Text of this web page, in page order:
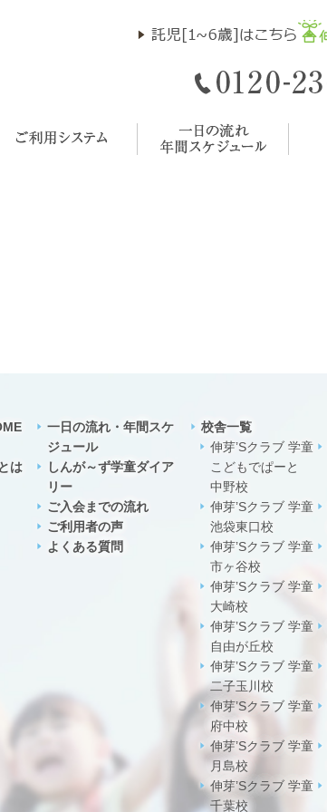
は
一日の流れ・年間スケ
ジュール
しんが～ず学童ダイア
リー
ご入会までの流れ
ご利用者の声
よくある質問
校舎一覧
伸芽’Sクラブ 学童
こどもでぱーと
中野校
伸芽’Sクラブ 学童
池袋東口校
伸芽’Sクラブ 学童
市ヶ谷校
伸芽’Sクラブ 学童
大崎校
伸芽’Sクラブ 学童
自由が丘校
伸芽’Sクラブ 学童
二子玉川校
伸芽’Sクラブ 学童
府中校
伸芽’Sクラブ 学童
月島校
伸芽’Sクラブ 学童
千葉校